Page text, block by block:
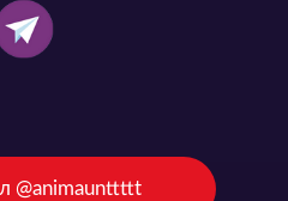
@animaunttttt